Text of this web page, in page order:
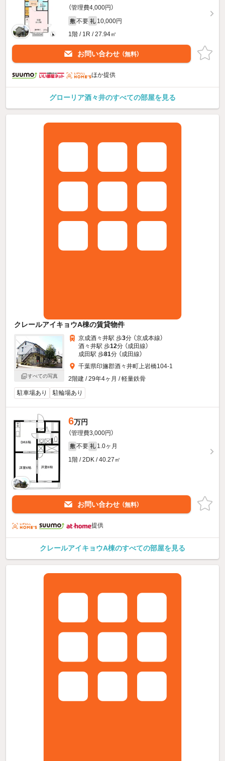
（管理費4,000円）
敷 不要 礼 10,000円
1階 / 1R / 27.94㎡
お問い合わせ （無料）
ほか提供
グローリア酒々井のすべての部屋を見る
クレールアイキョウA棟の賃貸物件
すべての写真
京成酒々井駅 歩3分 （京成本線）
酒々井駅 歩12分 （成田線）
成田駅 歩81分 （成田線）
千葉県印旛郡酒々井町上岩橋104-1
2階建 / 29年4ヶ月 / 軽量鉄骨
駐車場あり
駐輪場あり
6万円
（管理費3,000円）
敷 不要 礼 1.0ヶ月
1階 / 2DK / 40.27㎡
お問い合わせ （無料）
提供
クレールアイキョウA棟のすべての部屋を見る